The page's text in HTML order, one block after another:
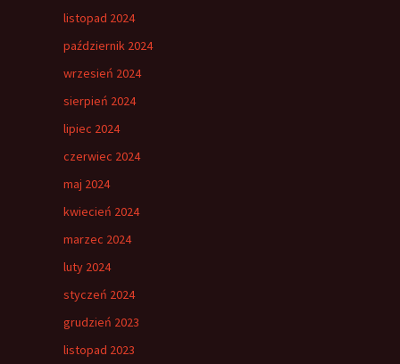
listopad 2024
październik 2024
wrzesień 2024
sierpień 2024
lipiec 2024
czerwiec 2024
maj 2024
kwiecień 2024
marzec 2024
luty 2024
styczeń 2024
grudzień 2023
listopad 2023